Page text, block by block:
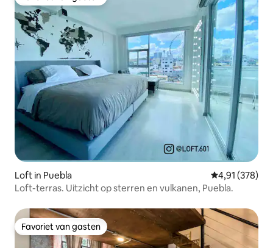
Loft in Puebla Gemiddelde
4,91 (378)
Loft-terras. Uitzicht op sterren en vulkanen, Puebla.
Favoriet van gasten
Favoriet van gasten